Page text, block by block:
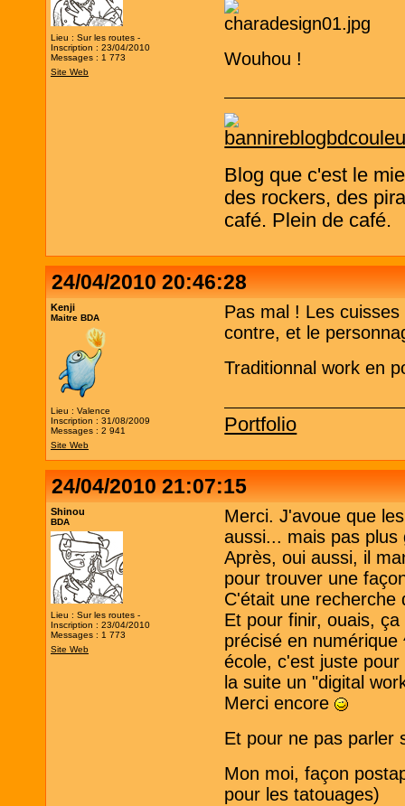
Lieu : Sur les routes -
Inscription : 23/04/2010
Messages : 1 773
Site Web
Wouhou !
Blog que c'est le
des rockers, des
café. Plein de café.
24/04/2010 20:46:28
Kenji
Maitre BDA
Lieu : Valence
Inscription : 31/08/2009
Messages : 2 941
Site Web
Pas mal ! Les
contre, et le
Traditionnal work en
Portfolio
24/04/2010 21:07:15
Shinou
BDA
Lieu : Sur les routes -
Inscription : 23/04/2010
Messages : 1 773
Site Web
Merci. J'avoue que
aussi... mais pas
Après, oui aussi, il
pour trouver une
C'était une recherche
Et pour finir, ouais,
précisé en
école, c'est juste
la suite un "digital
Merci encore
Et pour ne pas parler
Mon moi, façon
pour les tatouages)